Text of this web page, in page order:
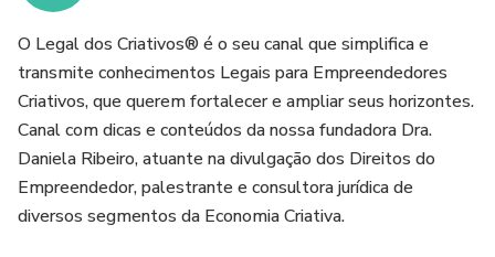
O Legal dos Criativos® é o seu canal que simplifica e
transmite conhecimentos Legais para Empreendedores
Criativos, que querem fortalecer e ampliar seus horizontes.
Canal com dicas e conteúdos da nossa fundadora Dra.
Daniela Ribeiro, atuante na divulgação dos Direitos do
Empreendedor, palestrante e consultora jurídica de
diversos segmentos da Economia Criativa.